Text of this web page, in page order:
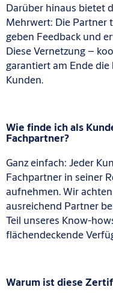
Darüber hinaus bietet
Mehrwert: Die Partner
geben Feedback und
Diese Vernetzung –
garantiert am Ende
Kunden.
Wie finde ich als
Fachpartner?
Ganz einfach: Jeder
Fachpartner in seiner
aufnehmen. Wir
ausreichend Partner
Teil unseres Know-
flächendeckende
Warum ist diese